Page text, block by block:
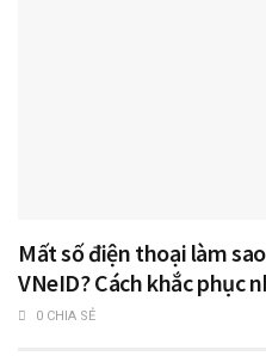
Mất số điện thoại làm
VNeID? Cách khắc phục
0 CHIA SẺ